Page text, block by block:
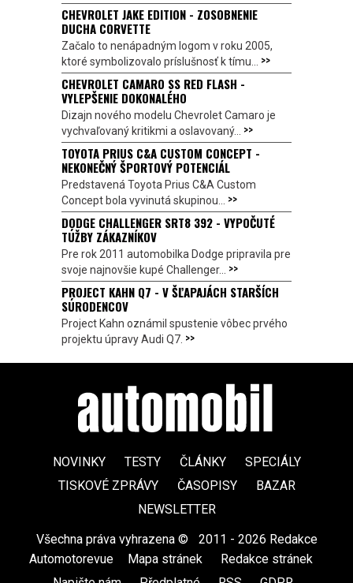
CHEVROLET JAKE EDITION - ZOSOBNENIE
DUCHA CORVETTE
Začalo to nenápadným logom v roku 2005,
ktoré symbolizovalo príslušnosť k tímu... >>
CHEVROLET CAMARO SS RED FLASH -
VYLEPŠENIE DOKONALÉHO
Dizajn nového modelu Chevrolet Camaro je
vychvaľovaný kritikmi a oslavovaný... >>
TOYOTA PRIUS C&A CUSTOM CONCEPT -
NEKONEČNÝ ŠPORTOVÝ POTENCIÁL
Predstavená Toyota Prius C&A Custom
Concept bola vyvinutá skupinou... >>
DODGE CHALLENGER SRT8 392 - VYPOČUTÉ
TÚŽBY ZÁKAZNÍKOV
Pre rok 2011 automobilka Dodge pripravila pre
svoje najnovšie kupé Challenger... >>
PROJECT KAHN Q7 - V ŠĽAPAJÁCH STARŠÍCH
SÚRODENCOV
Project Kahn oznámil spustenie vôbec prvého
projektu úpravy Audi Q7. >>
NOVINKY TESTY ČLÁNKY
SPECIÁLY
TISKOVÉ ZPRÁVY
ČASOPISY
BAZAR
NEWSLETTER
Všechna práva vyhrazena ©
2011 - 2026 Redakce
Automotorevue
Mapa stránek Redakce stránek